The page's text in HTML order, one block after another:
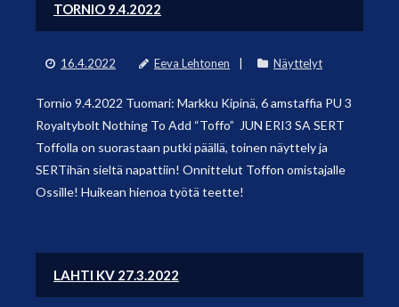
TORNIO 9.4.2022
16.4.2022 Eeva Lehtonen Näyttelyt
Tornio 9.4.2022 Tuomari: Markku Kipinä, 6 amstaffia PU 3
Royaltybolt Nothing To Add “Toffo” JUN ERI3 SA SERT
Toffolla on suorastaan putki päällä, toinen näyttely ja
SERTihän sieltä napattiin! Onnittelut Toffon omistajalle
Ossille! Huikean hienoa työtä teette!
LAHTI KV 27.3.2022